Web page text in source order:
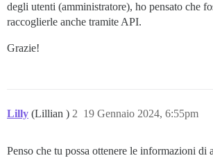
degli utenti (amministratore), ho pensato che
raccoglierle anche tramite API.
Grazie!
Lilly (Lillian ) 19 Gennaio 2024, 6:55pm
2
Penso che tu possa ottenere le informazioni di